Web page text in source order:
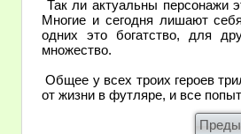
Так ли актуальны персонажи
Многие и сегодня лишают
одних это богатство, для
множество.
Общее у всех троих героев
от жизни в футляре, и все